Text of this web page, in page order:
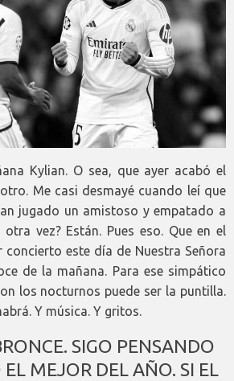
Kylian. O sea, que ayer acabó el
Me casi desmayé cuando leí que
jugado un amistoso y empatado a
vez? Están. Pues eso. Que en el
concierto este día de Nuestra Señora
de la mañana. Para ese simpático
los nocturnos puede ser la puntilla.
Y música. Y gritos.
SIGO PENSANDO
MEJOR DEL AÑO. SI EL